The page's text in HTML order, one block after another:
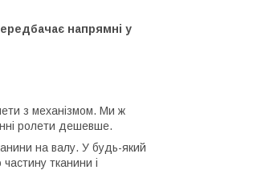
напрямні у
з механізмом. Ми ж
ролети дешевше.
на валу. У будь-який
тканини і